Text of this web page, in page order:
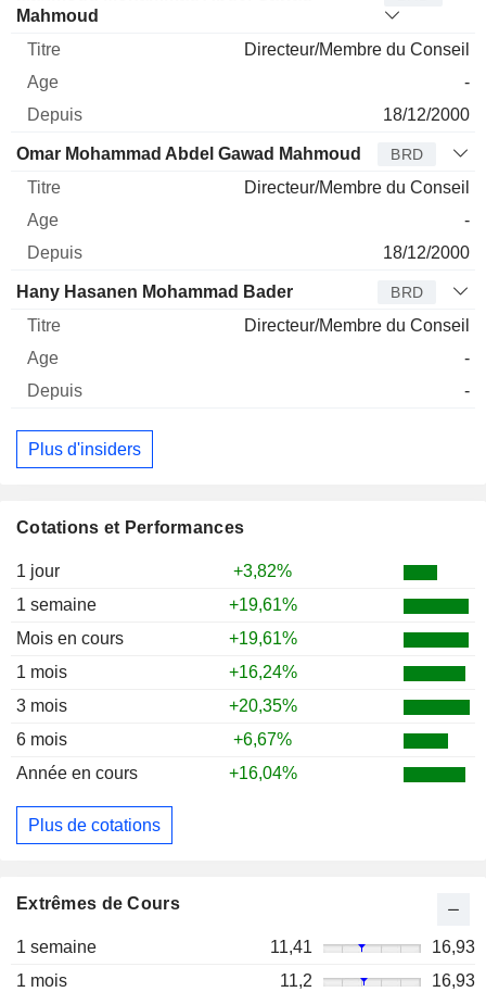
Cotations et Performances
1 jour
+3,82%
1 semaine
+19,61%
Mois en cours
+19,61%
1 mois
+16,24%
3 mois
+20,35%
6 mois
+6,67%
Année en cours
+16,04%
Plus de cotations
Extrêmes de Cours
1 semaine 11,41
16,93
1 mois
11,2
16,93
Mahmoud
Directeur/Membre du Conseil
-
18/12/2000
Omar Mohammad Abdel Gawad Mahmoud BRD
Directeur/Membre du Conseil
-
18/12/2000
Hany Hasanen Mohammad Bader BRD
Directeur/Membre du Conseil
-
-
Plus d'insiders